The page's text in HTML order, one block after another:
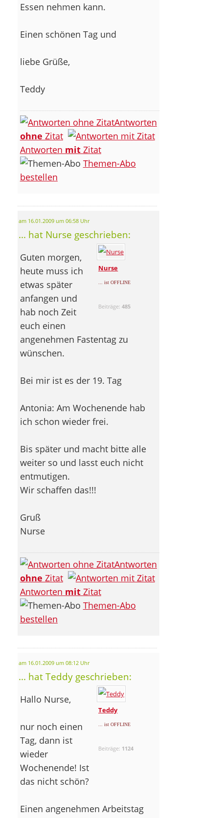
Essen nehmen kann.
Einen schönen Tag und
liebe Grüße,
Teddy
Antworten
ohne Zitat
Antworten mitZitat
Themen-Abo
bestellen
am 16.01.2009 um 06:58 Uhr
... hat Nurse geschrieben:
Nurse
... ist OFFLINE
Beiträge:485
Guten morgen,
heute muss ich
etwas später
anfangen und
hab noch Zeit
euch einen
angenehmen Fastentag zu
wünschen.
Bei mir ist es der 19. Tag
Antonia: Am Wochenende hab
ich schon wieder frei.
Bis später und macht bitte alle
weiter so und lasst euch nicht
entmutigen.
Wir schaffen das!!!
Gruß
Nurse
Antworten
ohne Zitat
Antworten mitZitat
Themen-Abo
bestellen
am 16.01.2009 um 08:12 Uhr
... hat Teddy geschrieben:
Teddy
... ist OFFLINE
Beiträge: 1124
Hallo Nurse,
nur noch einen
Tag, dann ist
wieder
Wochenende! Ist
das nicht schön?
Einen angenehmen Arbeitstag